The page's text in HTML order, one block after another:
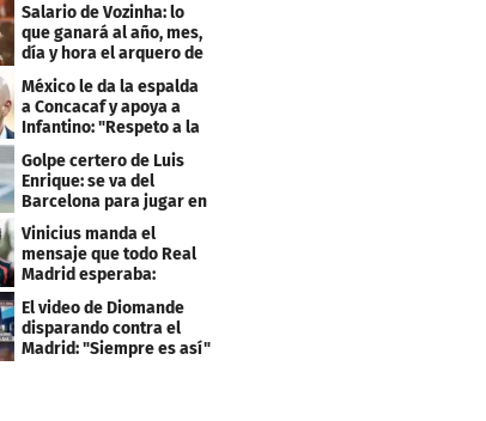
Salario de Vozinha: lo
que ganará al año, mes,
día y hora el arquero de
Cabo Verde
México le da la espalda
a Concacaf y apoya a
Infantino: "Respeto a la
gobernanza"
Golpe certero de Luis
Enrique: se va del
Barcelona para jugar en
el PSG
Vinicius manda el
mensaje que todo Real
Madrid esperaba:
"Mourinho..."
El video de Diomande
disparando contra el
Madrid: "Siempre es así"